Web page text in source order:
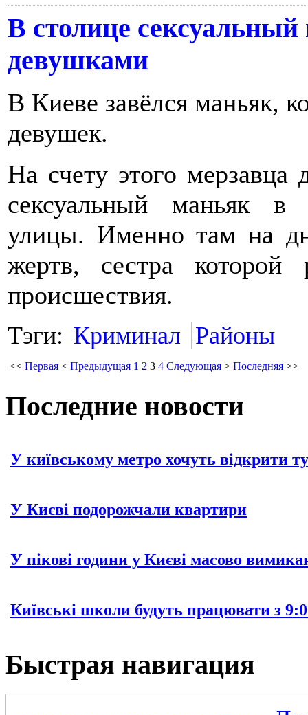
В столице сексуальный
девушками
В Киеве завёлся маньяк,
девушек.
На счету этого мерзавца
сексуальный маньяк в
улицы. Именно там на
жертв, сестра которой
происшествия.
Тэги: Криминал Районы
<< Первая < Предыдущая 1 2 3 4 Следующая > Последняя >>
Последние новости
У київському метро хочуть відкрити
У Києві подорожчали квартири
У пікові години у Києві масово
Київські школи будуть працювати з
Быстрая навигация